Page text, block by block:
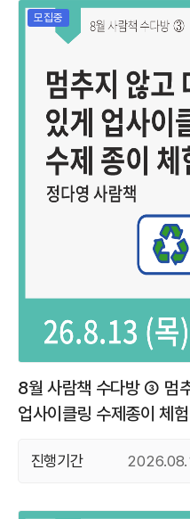
모집중
8월 사람책 수다방 ③ 멈
업사이클링 수제종이 체험
진행기간